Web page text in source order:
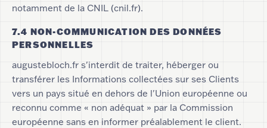
notamment de la CNIL (cnil.fr).
7.4 NON-COMMUNICATION DES DONNÉES
PERSONNELLES
augustebloch.fr s'interdit de traiter, héberger ou
transférer les Informations collectées sur ses Clients
vers un pays situé en dehors de l'Union européenne ou
reconnu comme « non adéquat » par la Commission
européenne sans en informer préalablement le client.